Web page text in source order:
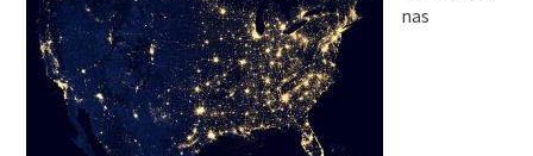
nas